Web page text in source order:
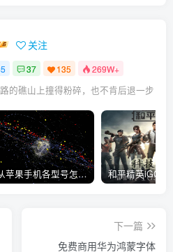
关注
37 135 269W+
的礁山上撞得粉碎，也不肯后退一步
从苹果手机各型号怎么越狱到怎么开科技完整教程
下一篇
免费商用华为鸿蒙字体